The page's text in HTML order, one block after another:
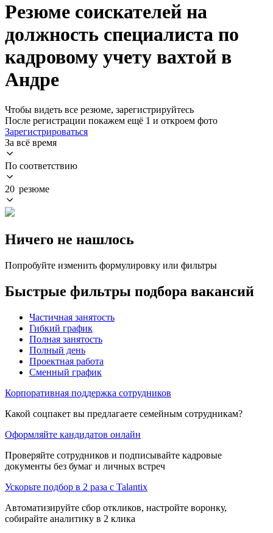
Резюме соискателей на
должность специалиста по
кадровому учету вахтой в
Андре
Чтобы видеть все резюме, зарегистрируйтесь
После регистрации покажем ещё 1 и откроем фото
Зарегистрироваться
За всё время
По соответствию
20 резюме
Ничего не нашлось
Попробуйте изменить формулировку или фильтры
Быстрые фильтры подбора вакансий
Частичная занятость
Гибкий график
Полная занятость
Полный день
Проектная работа
Сменный график
Корпоративная поддержка сотрудников
Какой соцпакет вы предлагаете семейным сотрудникам?
Оформляйте кандидатов онлайн
Проверяйте сотрудников и подписывайте кадровые
документы без бумаг и личных встреч
Ускорьте подбор в 2 раза с Talantix
Автоматизируйте сбор откликов, настройте воронку,
собирайте аналитику в 2 клика